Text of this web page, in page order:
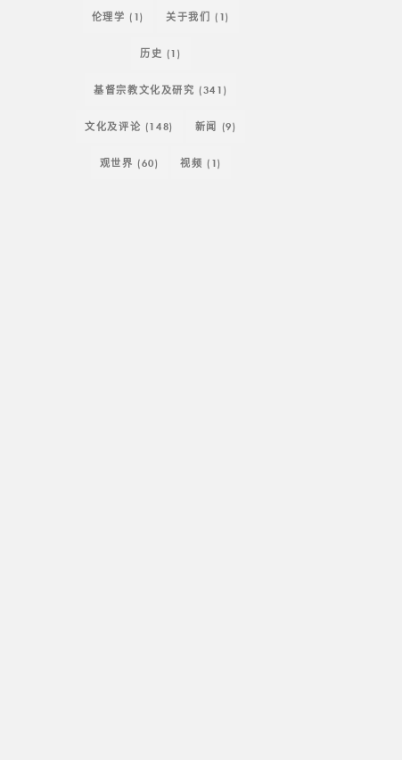
伦理学 (1) 关于我们 (1)
历史 (1)
基督宗教文化及研究 (341)
文化及评论 (148) 新闻 (9)
观世界 (60) 视频 (1)